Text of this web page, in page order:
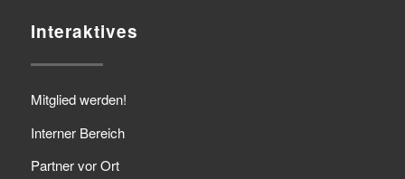
Interaktives
Mitglied werden!
Interner Bereich
Partner vor Ort